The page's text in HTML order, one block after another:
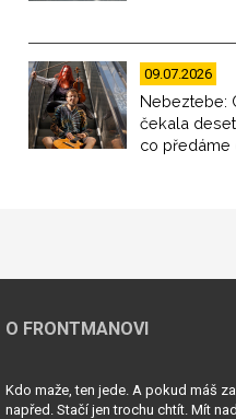
09.07.2026
Nebeztebe:
čekala
co předáme
O FRONTMANOVI
Kdo maže, ten jede. A pokud máš
napřed. Stačí jen trochu chtít. Mít